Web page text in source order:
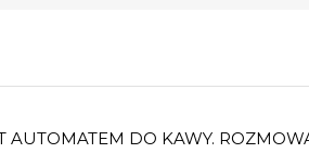
DO KAWY.